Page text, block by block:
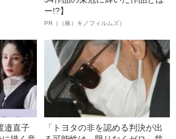
ー!?】
PR（（株）キノフィルムズ）
邉直子
「トヨタの非を認める判決が出